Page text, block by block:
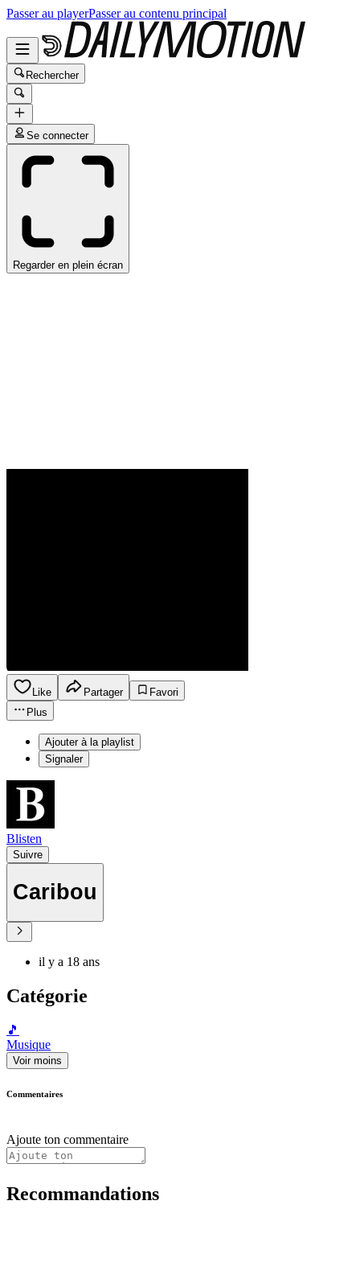
Passer au playerPasser au contenu principal
Rechercher
Se connecter
Regarder en plein écran
Like Partager
Favori
Plus
Ajouter à la playlist
Signaler
Blisten
Suivre
Caribou
il y a 18 ans
Catégorie
🎵
Musique
Voir moins
Commentaires
Ajoute ton commentaire
Recommandations